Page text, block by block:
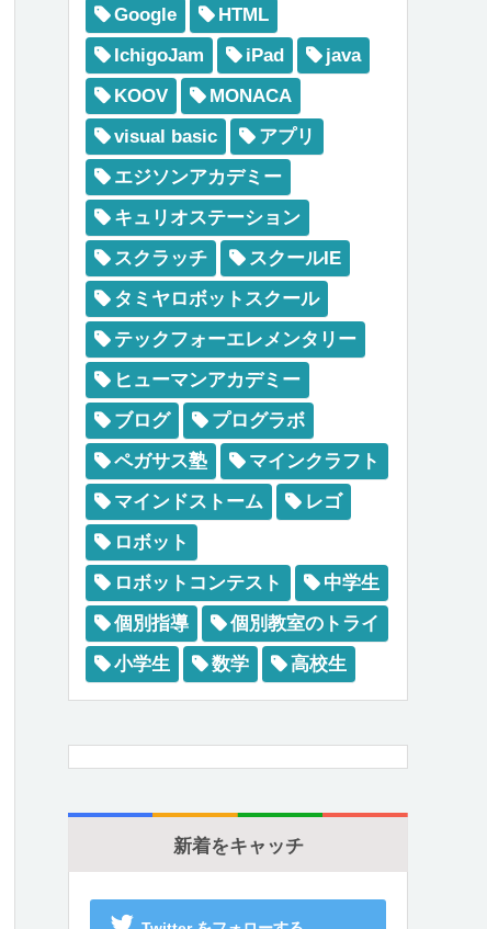
Google
HTML
IchigoJam
iPad
java
KOOV
MONACA
visual basic
アプリ
エジソンアカデミー
キュリオステーション
スクラッチ
スクールIE
タミヤロボットスクール
テックフォーエレメンタリー
ヒューマンアカデミー
ブログ
プログラボ
ペガサス塾
マインクラフト
マインドストーム
レゴ
ロボット
ロボットコンテスト
中学生
個別指導
個別教室のトライ
小学生
数学 高校生
新着をキャッチ